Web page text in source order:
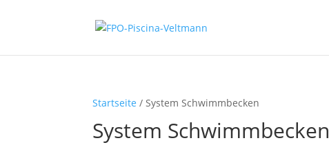
Startseite / System Schwimmbecken
System Schwimmbecken